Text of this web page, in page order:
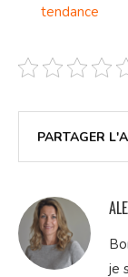
tendance
PARTAGER
je